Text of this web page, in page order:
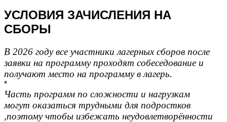
УСЛОВИЯ ЗАЧИСЛЕНИЯ НА
СБОРЫ
В 2026 году все участники лагерных сборов после
заявки на программу проходят собеседование и
получают место на программу в лагерь.
*
Часть программ по сложности и нагрузкам
могут оказаться трудными для подростков
,поэтому чтобы избежать неудовлетворённости